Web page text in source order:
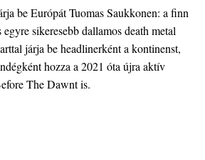
be Európát Tuomas Saukkonen: a finn
sikeresebb dallamos death metal
járja be headlinerként a kontinenst,
hozza a 2021 óta újra aktív
The Dawnt is.